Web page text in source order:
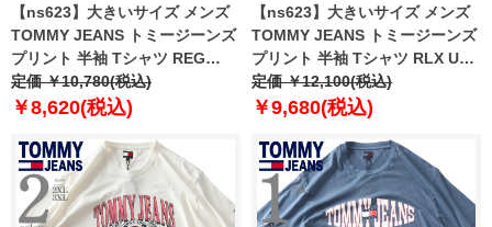
【ns623】大きいサイズ メンズ
TOMMY JEANS トミージーンズ
プリント 半袖 Tシャツ REG
RWB SIGNATURE TEE USA直
輸入 dm0dm21109
定価 ￥10,780(税込)
￥8,620(税込)
【ns623】大きいサイズ メンズ
TOMMY JEANS トミージーンズ
プリント 半袖 Tシャツ RLX UNI
FLAG TIGER TEE USA直輸入
dm0dm20350
定価 ￥12,100(税込)
￥9,680(税込)